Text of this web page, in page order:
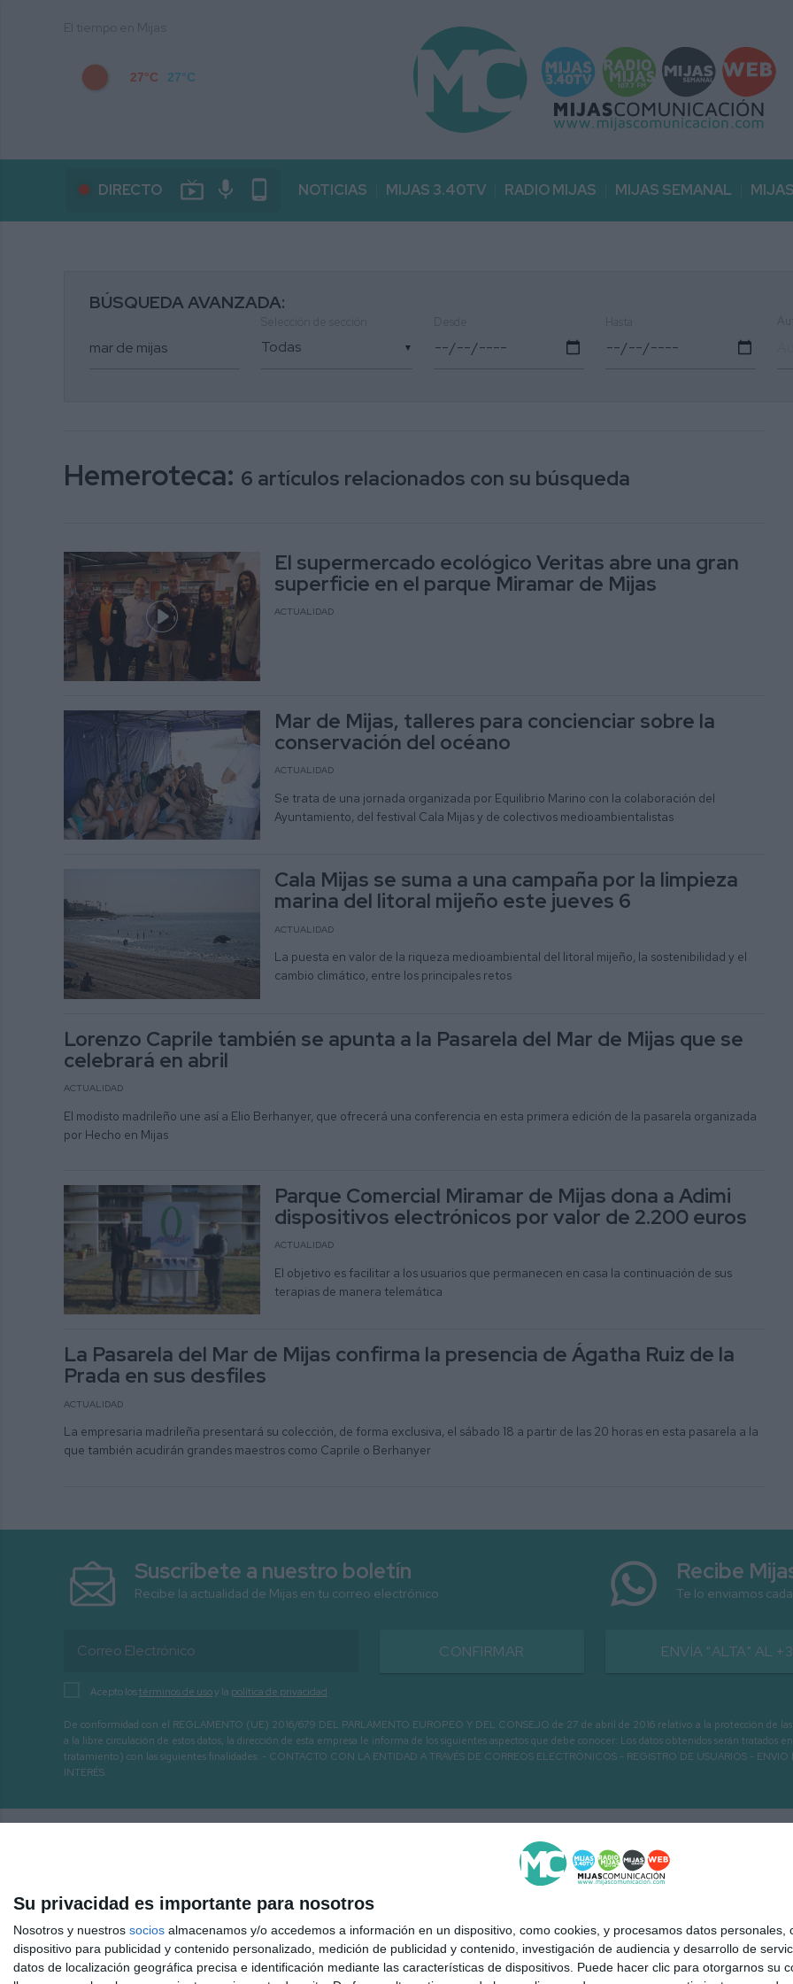
Su privacidad es importante para nosotros
Nosotros y nuestros socios almacenamos y/o accedemos a información en un dispositivo, como cookies, y procesamos datos
dispositivo para publicidad y contenido personalizado, medición de publicidad y contenido, investigación de audiencia y desarrollo de
datos de localización geográfica precisa e identificación mediante las características de dispositivos. Puede hacer clic para otorgarnos su
27°C 27°C
DIRECTO live_tv mic phone_android NOTICIAS MIJAS 3.40TV RADIO MIJAS MIJAS SEMANAL
BÚSQUEDA AVANZADA:
▼
Hemeroteca: 6 artículos relacionados con su búsqueda
El supermercado ecológico Veritas abre una gran
superficie en el parque Miramar de Mijas
ACTUALIDAD
Mar de Mijas, talleres para concienciar sobre la
conservación del océano
ACTUALIDAD
Se trata de una jornada organizada por Equilibrio Marino con la colaboración del
Ayuntamiento, del festival Cala Mijas y de colectivos medioambientalistas
Cala Mijas se suma a una campaña por la limpieza
marina del litoral mijeño este jueves 6
ACTUALIDAD
La puesta en valor de la riqueza medioambiental del litoral mijeño, la sostenibilidad y el
cambio climático, entre los principales retos
Lorenzo Caprile también se apunta a la Pasarela del Mar de Mijas que se
celebrará en abril
ACTUALIDAD
El modisto madrileño une así a Elio Berhanyer, que ofrecerá una conferencia en esta primera edición de la pasarela organizada
por Hecho en Mijas
Parque Comercial Miramar de Mijas dona a Adimi
dispositivos electrónicos por valor de 2.200 euros
ACTUALIDAD
El objetivo es facilitar a los usuarios que permanecen en casa la continuación de sus
terapias de manera telemática
La Pasarela del Mar de Mijas confirma la presencia de Ágatha Ruiz de la
Prada en sus desfiles
ACTUALIDAD
La empresaria madrileña presentará su colección, de forma exclusiva, el sábado 18 a partir de las 20 horas en esta pasarela a la
que también acudirán grandes maestros como Caprile o Berhanyer
Suscríbete a nuestro boletín
Recibe la actualidad de Mijas en tu correo electrónico
CONFIRMAR
Acepto lostérminos de usoy la política de privacidad
Recibe
Te lo enviamos
ENVÍA "ALTA" AL
De conformidad con el REGLAMENTO (UE) 2016/679 DEL PARLAMENTO EUROPEO Y DEL CONSEJO de 27 de abril de 2016 relativo a la protección de
a la libre circulación de estos datos, la dirección de esta empresa le informa de los siguientes aspectos que debe conocer: Los datos obtenidos serán tratados
tratamiento) con las siguientes finalidades: - CONTACTO CON LA ENTIDAD A TRAVÉS DE CORREOS ELECTRÓNICOS - REGISTRO DE USUARIOS -
INTERÉS.